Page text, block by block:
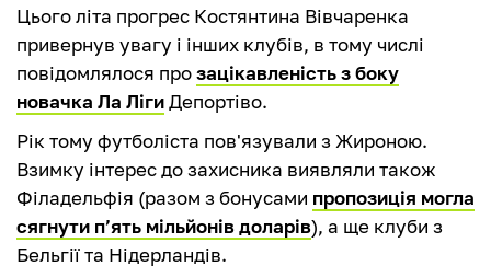
Цього літа прогрес Костянтина Вівчаренка
привернув увагу і інших клубів, в тому числі
повідомлялося прозацікавленість з боку
новачка Ла ЛігиДепортіво.
Рік тому футболіста пов'язували з Жироною.
Взимку інтерес до захисника виявляли також
Філадельфія (разом з бонусами пропозиція могла
сягнути п’ять мільйонів доларів), а ще клуби з
Бельгії та Нідерландів.